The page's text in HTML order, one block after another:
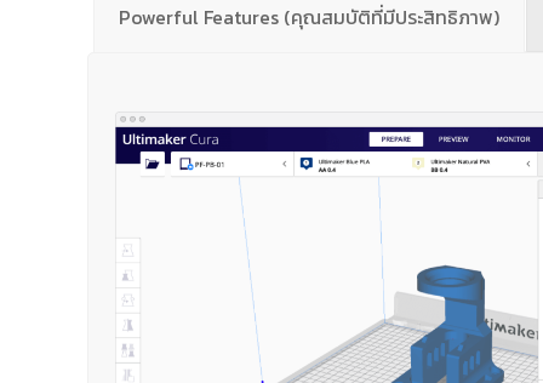
Powerful Features (คุณสมบัติที่มีประสิทธิภาพ)